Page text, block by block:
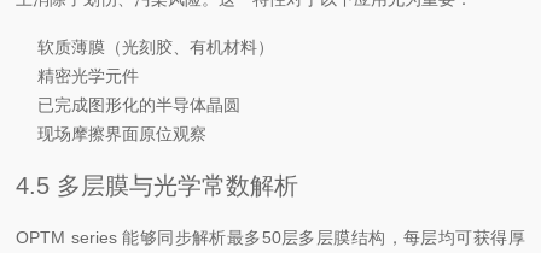
软质薄膜（光刻胶、有机材料）
精密光学元件
已完成图形化的半导体晶圆
现场摩擦界面原位观察
4.5 多层膜与光学常数解析
OPTM series 能够同步解析最多50层多层膜结构，每层均可获得厚